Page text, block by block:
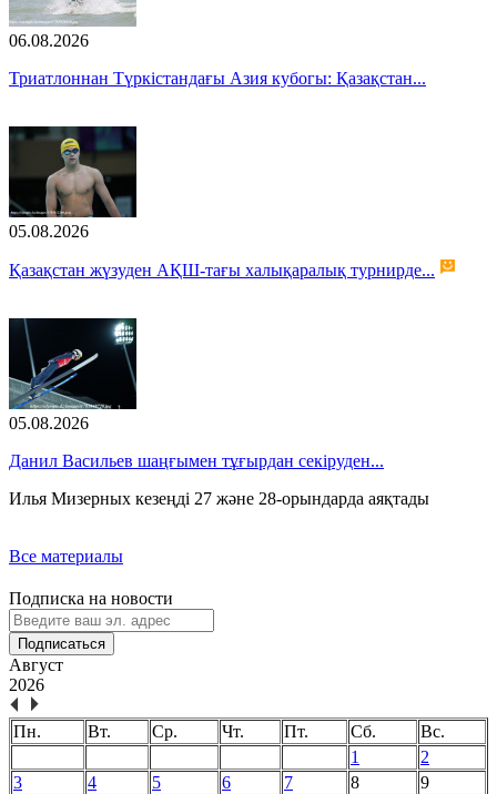
06.08.2026
Триатлоннан Түркістандағы Азия кубогы: Қазақстан...
05.08.2026
Қазақстан жүзуден АҚШ-тағы халықаралық турнирде...
05.08.2026
Данил Васильев шаңғымен тұғырдан секіруден...
Илья Мизерных кезеңді 27 және 28-орындарда аяқтады
Все материалы
Подписка на новости
Подписаться
Август
2026
Пн. Вт. Ср. Чт. Пт. Сб.
Вс.
1
2
3
4 5 6 7 8
9